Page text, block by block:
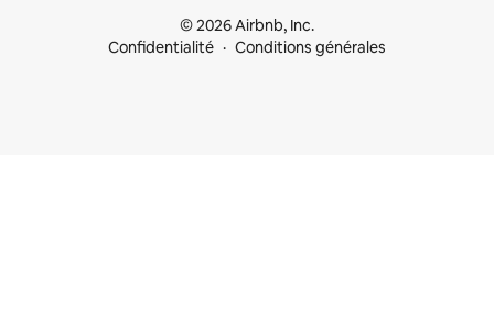
© 2026 Airbnb, Inc.
Confidentialité
Conditions générales